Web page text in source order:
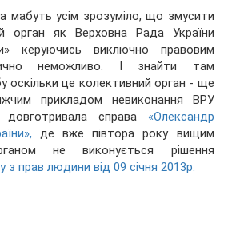
усім зрозуміло, що змусити
орган як Верховна Рада України
керуючись виключно правовим
неможливо. І знайти там
оскільки це колективний орган - ще
прикладом невиконання ВРУ
довготривала справа «Олександр
де вже півтора року вищим
не виконується рішення
з прав людини від 09 січня 2013р.